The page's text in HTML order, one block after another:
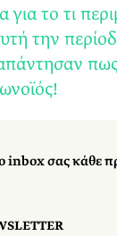
το τι
την
inbox σας κάθε